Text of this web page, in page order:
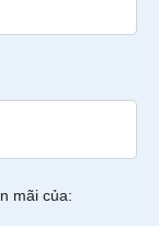
mãi của: